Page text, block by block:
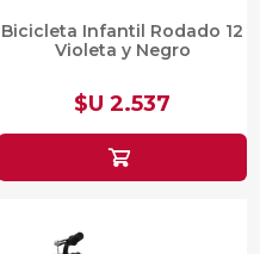
Bicicleta Infantil Rodado 12
Violeta y Negro
$U 2.537